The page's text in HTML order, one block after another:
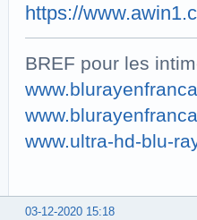
https://
BREF pour les
www.ultra-hd-blu-
03-12-2020 15:18